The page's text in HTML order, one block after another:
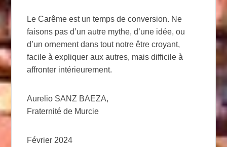
Le Carême est un temps de conversion. Ne
faisons pas d’un autre mythe, d’une idée, ou
d’un ornement dans tout notre être croyant,
facile à expliquer aux autres, mais difficile à
affronter intérieurement.
Aurelio SANZ BAEZA,
Fraternité de Murcie
Février 2024